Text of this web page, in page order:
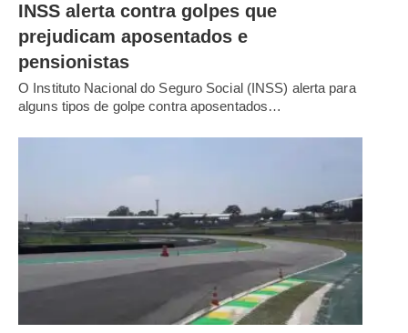
INSS alerta contra golpes que
prejudicam aposentados e
pensionistas
O Instituto Nacional do Seguro Social (INSS) alerta para
alguns tipos de golpe contra aposentados…